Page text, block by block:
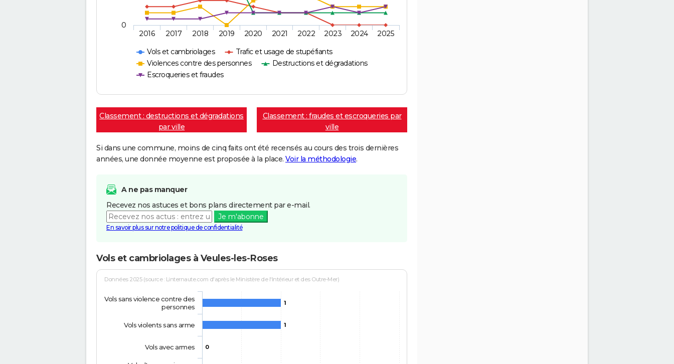
Vols et cambriolages
Trafic et usage de stupéfiants
Violences contre des personnes
Destructions et dégradations
Escroqueries et fraudes
2016 2017 2018 2019 2020 2021 2022 2023 2024 2025
0
Classement : destructions et dégradations
par ville
Classement : fraudes et escroqueries par
ville
Si dans une commune, moins de cinq faits ont été recensés au cours des trois dernières
années, une donnée moyenne est proposée à la place. Voir la méthodologie.
A ne pas manquer
Recevez nos astuces et bons plans directement par e-mail.
Je m'abonne
En savoir plus sur notre politique de confidentialité
Vols et cambriolages à Veules-les-Roses
Données 2025 (source : Linternaute.com d'après le Ministère de l'Intérieur et des Outre-Mer)
1
1
0
Vols sans violence contre des
personnes
Vols violents sans arme
Vols avec armes